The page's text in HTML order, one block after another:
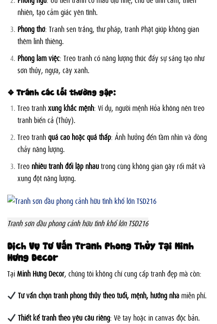
nhiên, tạo cảm giác yên tĩnh.
Phòng thờ: Tranh sen trắng, thư pháp, tranh Phật giúp không gian
thêm linh thiêng.
Phòng làm việc: Treo tranh có năng lượng thúc đẩy sự sáng tạo như
sơn thủy, ngựa, cây xanh.
❖ Tránh các lỗi thường gặp:
Treo tranhxung khắc mệnh: Ví dụ, người mệnh Hỏa không nên treo
tranh biển cả (Thủy).
Treo tranhquá cao hoặc quá thấp: Ảnh hưởng đến tầm nhìn và dòng
chảy năng lượng.
Treo nhiều tranh đối lập nhautrong cùng không gian gây rối mắt và
xung đột năng lượng.
Tranh sơn dầu phong cảnh hữu tình khổ lớn TSD216
Dịch Vụ Tư Vấn Tranh Phong Thủy Tại Minh
Hưng Decor
TạiMinh Hưng Decor, chúng tôi không chỉ cung cấp tranh đẹp mà còn:
Tư vấn chọn tranh phong thủy theo tuổi, mệnh, hướng nhà miễn phí.
Thiết kế tranh theo yêu cầu riêng: Vẽ tay hoặc in canvas độc bản.